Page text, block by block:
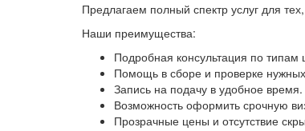
Предлагаем полный спектр услуг для
Наши преимущества:
Подробная консультация по типам
Помощь в сборе и проверке
Запись на подачу в удобное время.
Возможность оформить срочную
Прозрачные цены и отсутствие